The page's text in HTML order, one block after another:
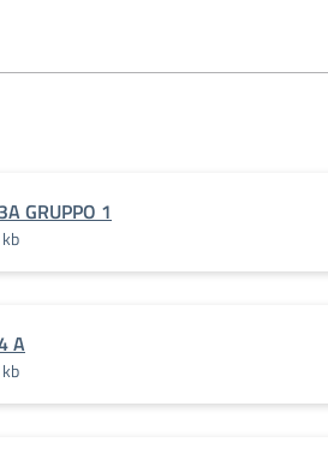
GRUPPO 1
A